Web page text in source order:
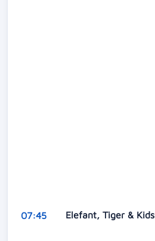
07:45 Elefant, Tiger & Kids